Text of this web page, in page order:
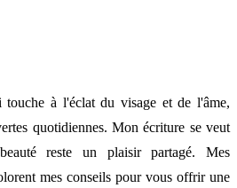
touche à l'éclat du visage et de l'âme,
quotidiennes. Mon écriture se veut
reste un plaisir partagé. Mes
mes conseils pour vous offrir une